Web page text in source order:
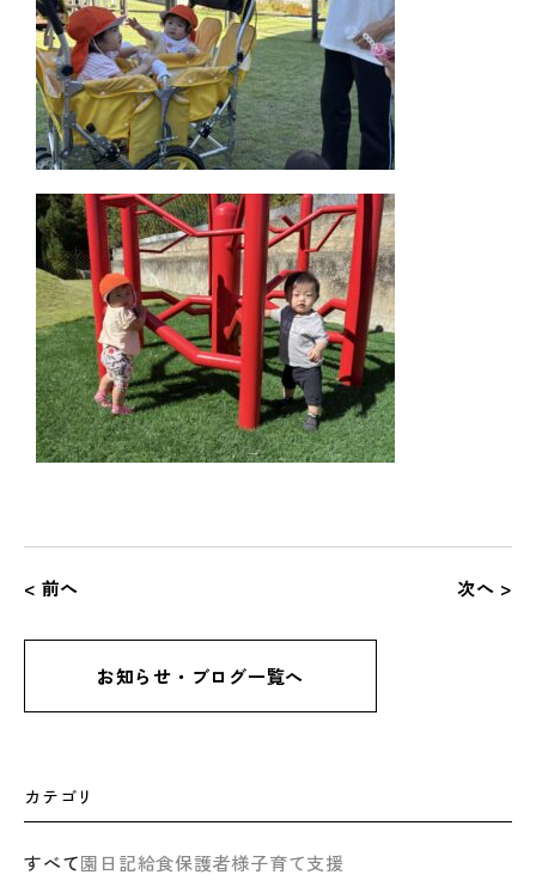
< 前へ 次へ >
お知らせ・ブログ一覧へ
カテゴリ
すべて園日記給食保護者様子育て支援